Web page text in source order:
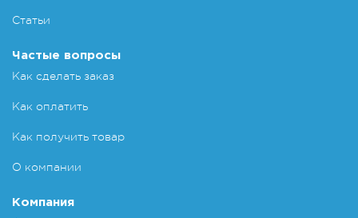
Статьи
Частые вопросы
Как сделать заказ
Как оплатить
Как получить товар
О компании
Компания